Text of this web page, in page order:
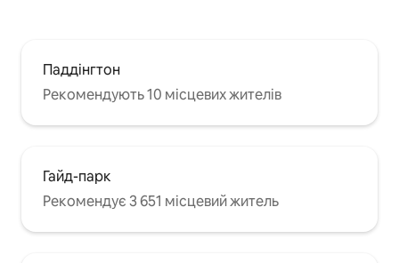
Паддінгтон
Рекомендують 10 місцевих жителів
Гайд-парк
Рекомендує 3 651 місцевий житель